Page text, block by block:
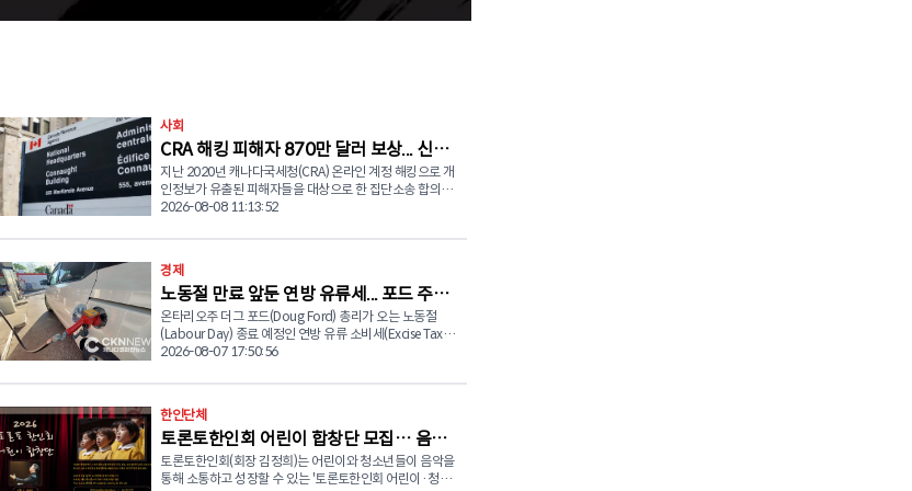
사회
CRA 해킹 피해자 870만 달러 보상... 신청
접수 시작
지난 2020년 캐나다국세청(CRA) 온라인 계정 해킹으로 개
인정보가 유출된 피해자들을 대상으로 한 집단소송 합의에
따라 수천 명의 피해자들이 최대 5,000달러의 보상을 신청
Action) 합의에 따른 것으로 캐나다 연방정부는 총 870만
달러 이상을 피해자들에게 지급하기로 합의했다. 소송에 따
르면 지난 2020년 3월 1일부터 12월 31일까지 캐나다국세
청(CRA) '마이 어카운트(My Account)', 서비스캐나다(My
Service Canada Account), 정부인증키(GCKey)를 이용한
정부 온라인 계정 등에 저장된 개인정보와 금융정보가 제3
자에 의해 무단으로 열람됐다. 집단소송 관리기관인 KPMG
지 않은 제3자가 개인정보와 금융정보에 접근할 수 있었
원금 등을 허위로 신청한 사례도 발생했다"고 밝혔다. 다만
캐나다 연방정부는 이번 합의가 법적 책임을 인정한 것은
아니며, 분쟁을 해결하기 위한 합의라고 설명했다. 이번 보
상은 피해 정도에 따라 세 가지 유형으로 지급된다. 먼저 개
인정보 무단 접근 문제를 해결하기 위해 시간을 들인 피해
2026-08-08 11:13:52
경제
노동절 만료 앞둔 연방 유류세... 포드 주총
리 "내년까지 연장하라"
온타리오주 더그 포드(Doug Ford) 총리가 오는 노동절
(Labour Day) 종료 예정인 연방 유류 소비세(Excise Tax)
면제 조치를 연장해 달라고 마크 카니 캐나다 총리에게 공
서비스(SNS)에 공개한 서한에서 "연방정부가 시행 중인 휘
발유와 경유에 대한 소비세 면제 조치를 최소 2027년 1월 1
일까지 연장하거나 아예 영구화해야 한다"고 촉구했다. 포
드 총리는 "오는 9월 7일 노동절에 종료 예정인 이번 조치는
생활비 상승과 미국의 관세 정책으로 인한 경제적 불확실성
속에서 어려움을 겪는 국민들에게 꼭 필요한 지원"이라고
2026-08-07 17:50:56
한인단체
토론토한인회 어린이 합창단 모집… 음악
으로 하나 되는 미래세대
토론토한인회(회장 김정희)는 어린이와 청소년들이 음악을
통해 소통하고 성장할 수 있는 '토론토한인회 어린이·청소